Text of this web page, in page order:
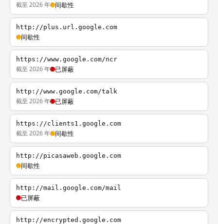
截至 2026 年 间歇性
http://plus.url.google.com
间歇性
https://www.google.com/ncr
截至 2026 年 已屏蔽
http://www.google.com/talk
截至 2026 年 已屏蔽
https://clients1.google.com
截至 2026 年 间歇性
http://picasaweb.google.com
间歇性
http://mail.google.com/mail
已屏蔽
http://encrypted.google.com